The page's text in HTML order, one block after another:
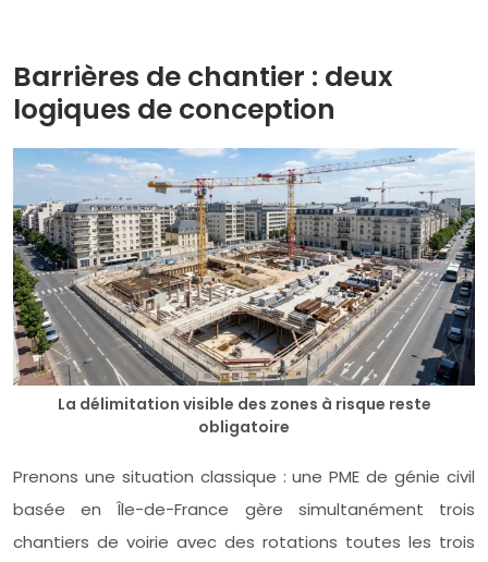
Barrières de chantier : deux
logiques de conception
La délimitation visible des zones à risque reste
obligatoire
Prenons une situation classique : une PME de génie civil
basée en Île-de-France gère simultanément trois
chantiers de voirie avec des rotations toutes les trois